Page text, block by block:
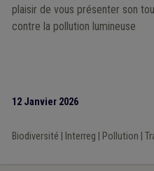
plaisir de vous présenter son
contre la pollution lumineuse
12 Janvier 2026
Biodiversité Interreg Pollution